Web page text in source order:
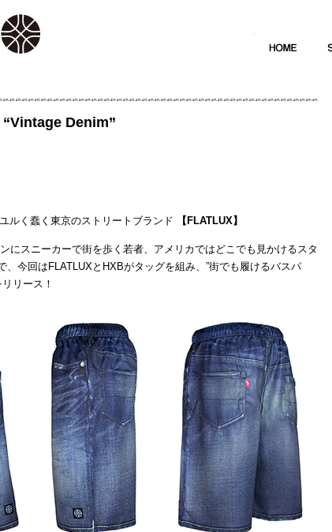
Denim”
ルく蠢く東京のストリートブランド 【FLATLUX】
にスニーカーで街を歩く若者、アメリカではどこでも見かけるスタ
、今回はFLATLUXとHXBがタッグを組み、”街でも履けるバスパ
リース！